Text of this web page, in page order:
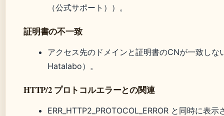
（公式サポート））。
証明書の不一致
アクセス先のドメインと証明書のCNが一致し
Hatalabo）。
HTTP/2 プロトコルエラーとの関連
ERR_HTTP2_PROTOCOL_ERROR と同時に表